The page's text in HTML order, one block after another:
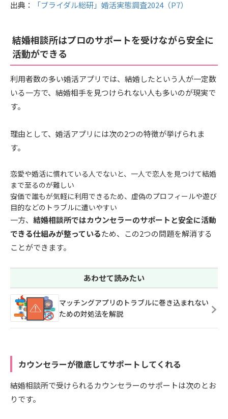
出典： 「ブライダル総研」婚活実態調査2024（P7）
結婚相談所はプロのサポートを受けながら安全に
活動ができる
利用者数の多い婚活アプリでは、結婚したという人が一定数
いる一方で、結婚相手を見つけられない人も多いのが現実で
す。
理由として、婚活アプリには次の2つの特徴が挙げられま
す。
恋愛や婚活に慣れている人でないと、一人で恋人を見つけて結婚
まで至るのが難しい
安価で誰もが気軽に利用できるため、虚偽のプロフィールや遊び
目的などのトラブルに遭いやすい
一方、 結婚相談所ではカウンセラーのサポートと安全に活動
できる仕組みが整っているため、この2つの問題を解消する
ことができます。
あわせて読みたい
マッチングアプリのトラブルに巻き込まれない
ための対処法を解説
カウンセラーが徹底してサポートしてくれる
結婚相談所で受けられるカウンセラーのサポートは次のとお
りです。